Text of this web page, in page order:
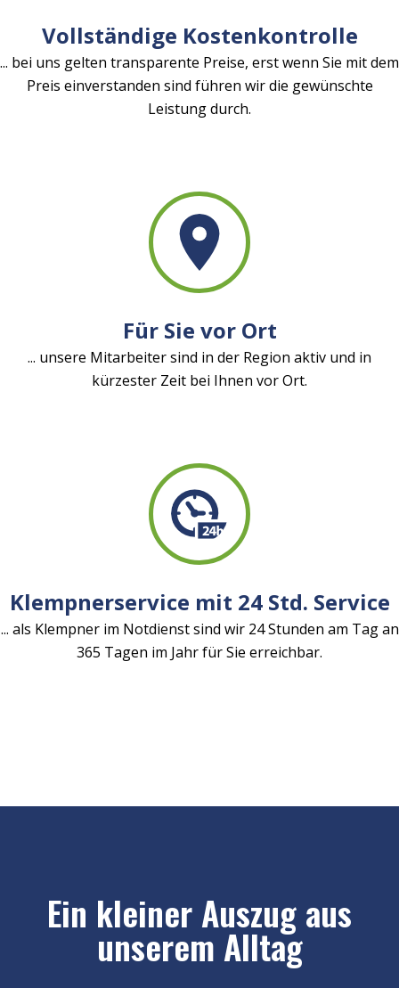
Vollständige Kostenkontrolle
... bei uns gelten transparente Preise, erst wenn Sie mit dem
Preis einverstanden sind führen wir die gewünschte
Leistung durch.
Für Sie vor Ort
... unsere Mitarbeiter sind in der Region aktiv und in
kürzester Zeit bei Ihnen vor Ort.
Klempnerservice mit 24 Std. Service
... als Klempner im Notdienst sind wir 24 Stunden am Tag an
365 Tagen im Jahr für Sie erreichbar.
Ein kleiner Auszug aus
unserem Alltag